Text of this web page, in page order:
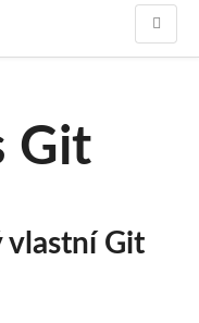
Git
vlastní Git